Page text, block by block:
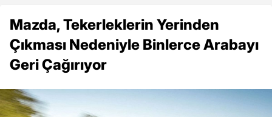
Mazda, Tekerleklerin Yerinden
Çıkması Nedeniyle Binlerce Arabayı
Geri Çağırıyor